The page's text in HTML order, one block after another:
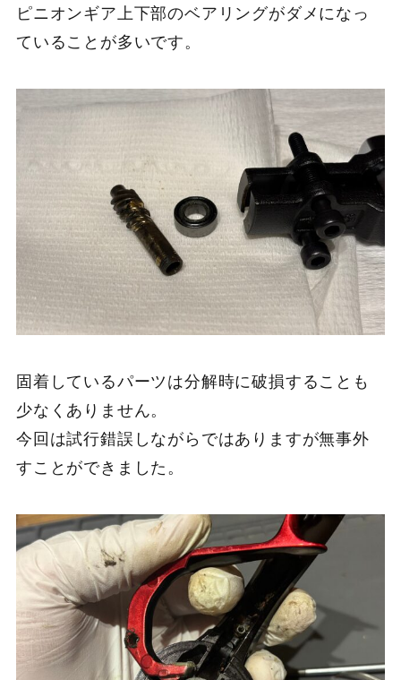
ピニオンギア上下部のベアリングがダメになっ
ていることが多いです。
固着しているパーツは分解時に破損することも
少なくありません。
今回は試行錯誤しながらではありますが無事外
すことができました。